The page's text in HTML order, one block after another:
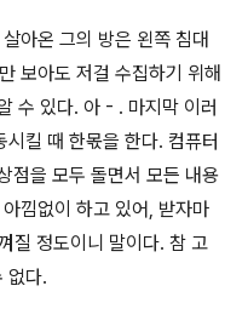
아온 그의 방은 왼쪽 침대
보아도 저걸 수집하기 위해
수 있다. 아 - . 마지막 이러
킬 때 한몫을 한다. 컴퓨터
점을 모두 돌면서 모든 내용
낌없이 하고 있어, 받자마
정도이니 말이다. 참 고
없다.